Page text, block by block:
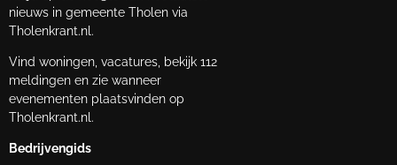
nieuws in gemeente Tholen via
Tholenkrant.nl.
Vind woningen, vacatures, bekijk 112
meldingen en zie wanneer
evenementen plaatsvinden op
Tholenkrant.nl.
Bedrijvengids